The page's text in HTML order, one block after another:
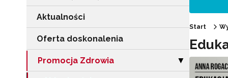
Aktualności
Oferta doskonalenia
Promocja Zdrowia Zwiń sekcję
▶
Start